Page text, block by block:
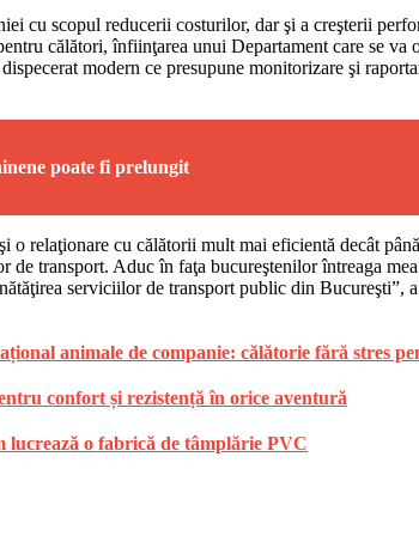
cu scopul reducerii costurilor, dar şi a creşterii
călători, înfiinţarea unui Departament care se
modern ce presupune monitorizare şi
poate fi prelungit
o relaţionare cu călătorii mult mai eficientă decât
transport. Aduc în faţa bucureştenilor întreaga
serviciilor de transport public din Bucureşti”,
animale de companie: călătorie fără stres
confort și rezistență în orice aventură
lucrează o fabrică de tâmplărie PVC